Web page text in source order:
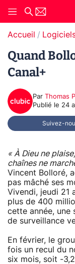
Accueil
Quand
Canal+
Par Thomas
Publié le 24
Suivez-
« À Dieu ne
chaînes ne
Vincent Bolloré,
pas mâché ses
Vivendi, jeudi 21
plus de 400
cette année, une
de surveillance
En février, le
fois un recul du
six mois, soit -